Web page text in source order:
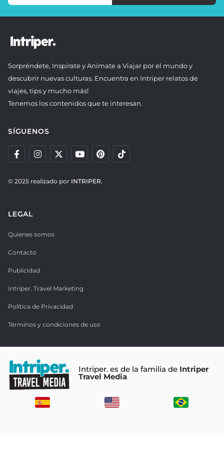
Sorpréndete, Inspírate y Anímate a Viajar por el mundo y
descubrir nuevas culturas. Encuentra en Intriper relatos de
viajes, tips y mucho más!
Tenemos los contenidos que te interesan.
SÍGUENOS
© 2025 realizado por INTRIPER.
LEGAL
Quienes somos
Contacto
Publicidad
Intriper. Travel Marketing
Política de Privacidad
Términos y condiciones de uso
Intriper. es de la familia de Intriper
Travel Media